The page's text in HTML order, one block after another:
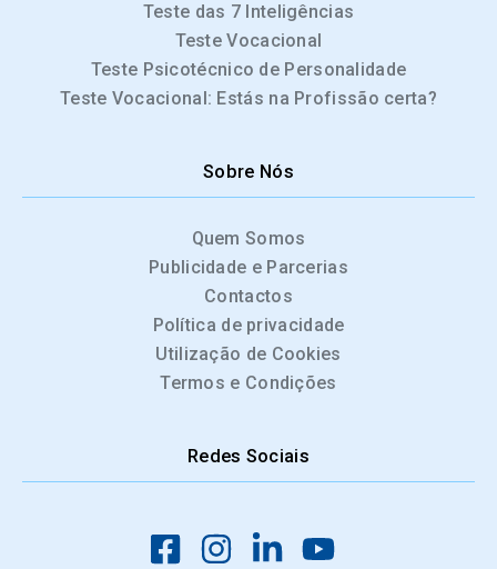
Teste das 7 Inteligências
Teste Vocacional
Teste Psicotécnico de Personalidade
Teste Vocacional: Estás na Profissão certa?
Sobre Nós
Quem Somos
Publicidade e Parcerias
Contactos
Política de privacidade
Utilização de Cookies
Termos e Condições
Redes Sociais